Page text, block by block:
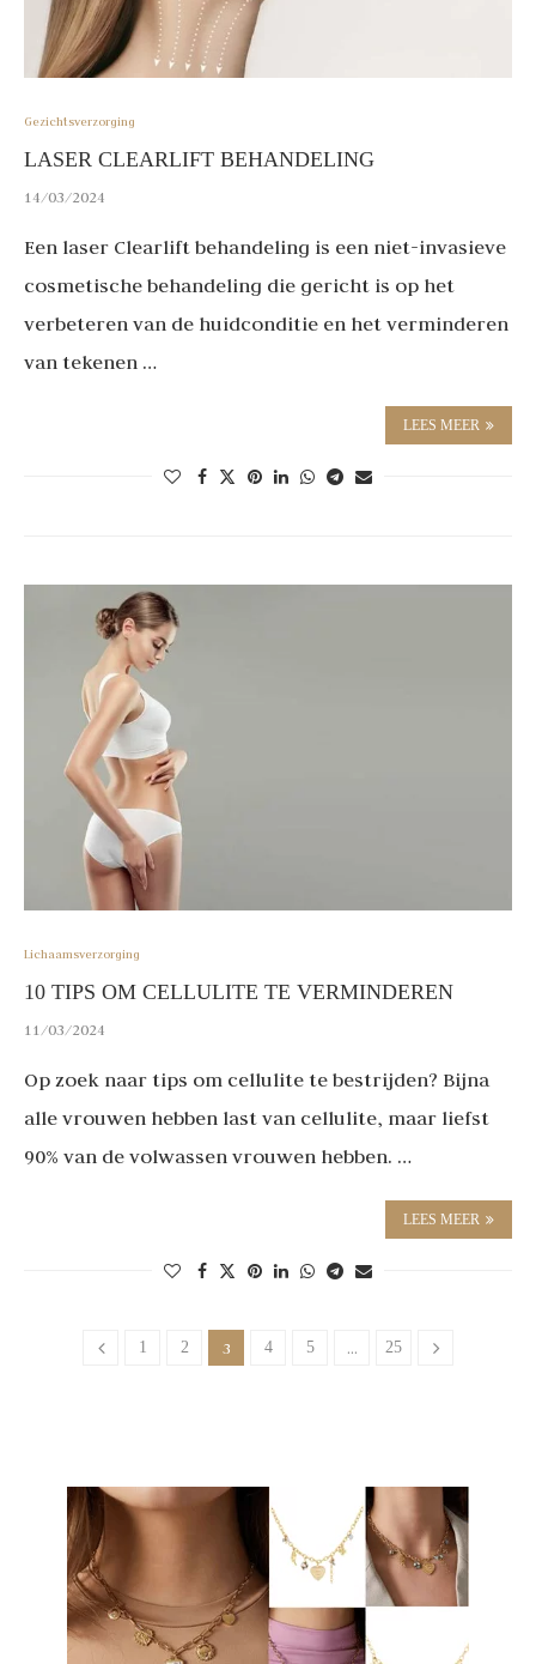
Gezichtsverzorging
LASER CLEARLIFT BEHANDELING
14/03/2024
Een laser Clearlift behandeling is een niet-invasieve
cosmetische behandeling die gericht is op het
verbeteren van de huidconditie en het verminderen
van tekenen …
LEES MEER
Lichaamsverzorging
10 TIPS OM CELLULITE TE VERMINDEREN
11/03/2024
Op zoek naar tips om cellulite te bestrijden? Bijna
alle vrouwen hebben last van cellulite, maar liefst
90% van de volwassen vrouwen hebben. …
LEES MEER
1 2 3 4 5 … 25